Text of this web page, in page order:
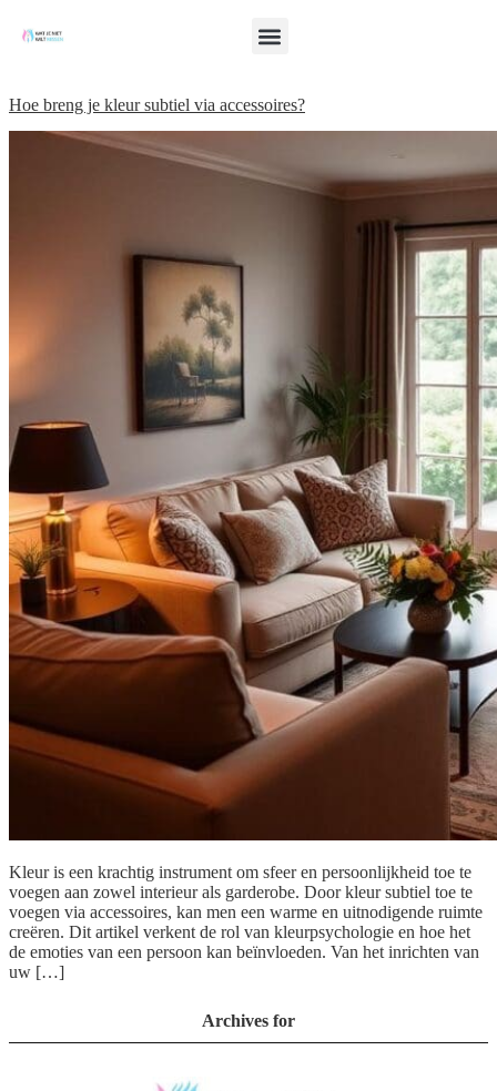
Hoe breng je kleur subtiel via accessoires?
Kleur is een krachtig instrument om sfeer en persoonlijkheid toe te
voegen aan zowel interieur als garderobe. Door kleur subtiel toe te
voegen via accessoires, kan men een warme en uitnodigende ruimte
creëren. Dit artikel verkent de rol van kleurpsychologie en hoe het
de emoties van een persoon kan beïnvloeden. Van het inrichten van
uw […]
Archives for